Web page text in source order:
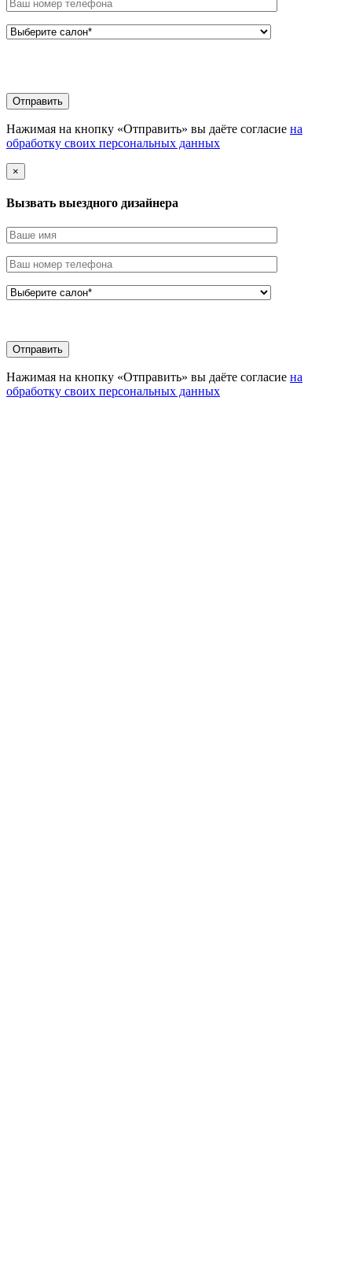
Нажимая на кнопку «Отправить» вы даёте согласие на
обработку своих персональных данных
×
Вызвать выездного дизайнера
Нажимая на кнопку «Отправить» вы даёте согласие на
обработку своих персональных данных